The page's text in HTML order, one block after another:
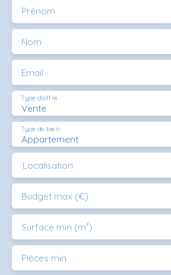
Prénom
Nom
Email
Vente
Type d'offre
Appartement
Type de bien
Localisation
Budget max (€)
Surface min (m²)
Pièces min